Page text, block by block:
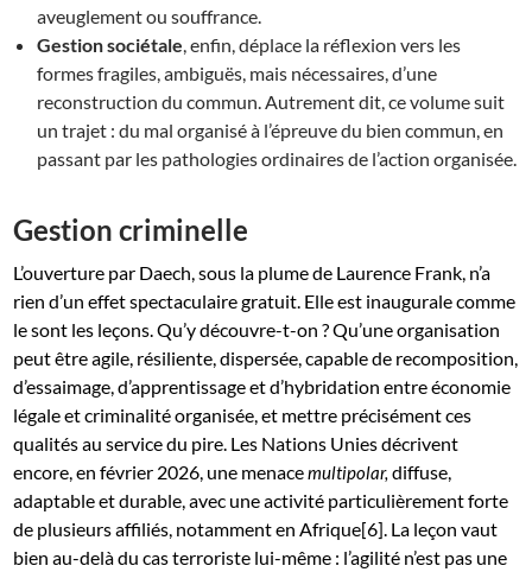
aveuglement ou souffrance.
Gestion sociétale, enfin, déplace la réflexion vers les
formes fragiles, ambiguës, mais nécessaires, d’une
reconstruction du commun. Autrement dit, ce volume suit
un trajet : du mal organisé à l’épreuve du bien commun, en
passant par les pathologies ordinaires de l’action organisée.
Gestion criminelle
L’ouverture par Daech, sous la plume de Laurence Frank, n’a
rien d’un effet spectaculaire gratuit. Elle est inaugurale comme
le sont les leçons. Qu’y découvre-t-on ? Qu’une organisation
peut être agile, résiliente, dispersée, capable de recomposition,
d’essaimage, d’apprentissage et d’hybridation entre économie
légale et criminalité organisée, et mettre précisément ces
qualités au service du pire. Les Nations Unies décrivent
encore, en février 2026, une menacemultipolar,diffuse,
adaptable et durable, avec une activité particulièrement forte
de plusieurs affiliés, notamment en Afrique[6]. La leçon vaut
bien au-delà du cas terroriste lui-même : l’agilité n’est pas une